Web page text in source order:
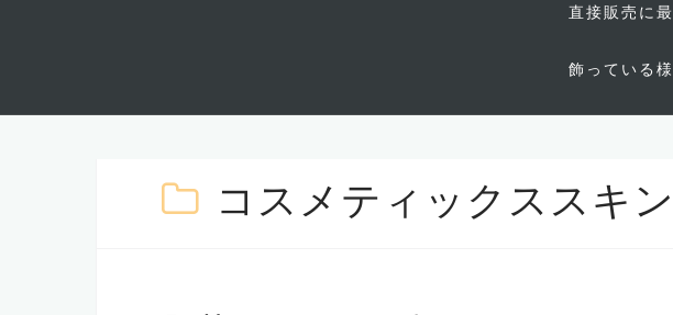
直接販売に
飾っている
コスメティックススキ